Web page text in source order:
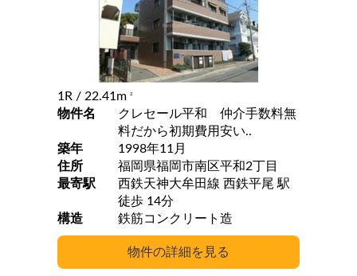
1R / 22.41m 2
物件名
クレセール平和 仲介手数料無
料だから初期費用安い..
築年
1998年11月
住所
福岡県福岡市南区平和2丁目
最寄駅
西鉄天神大牟田線 西鉄平尾 駅
徒歩 14分
構造
鉄筋コンクリート造